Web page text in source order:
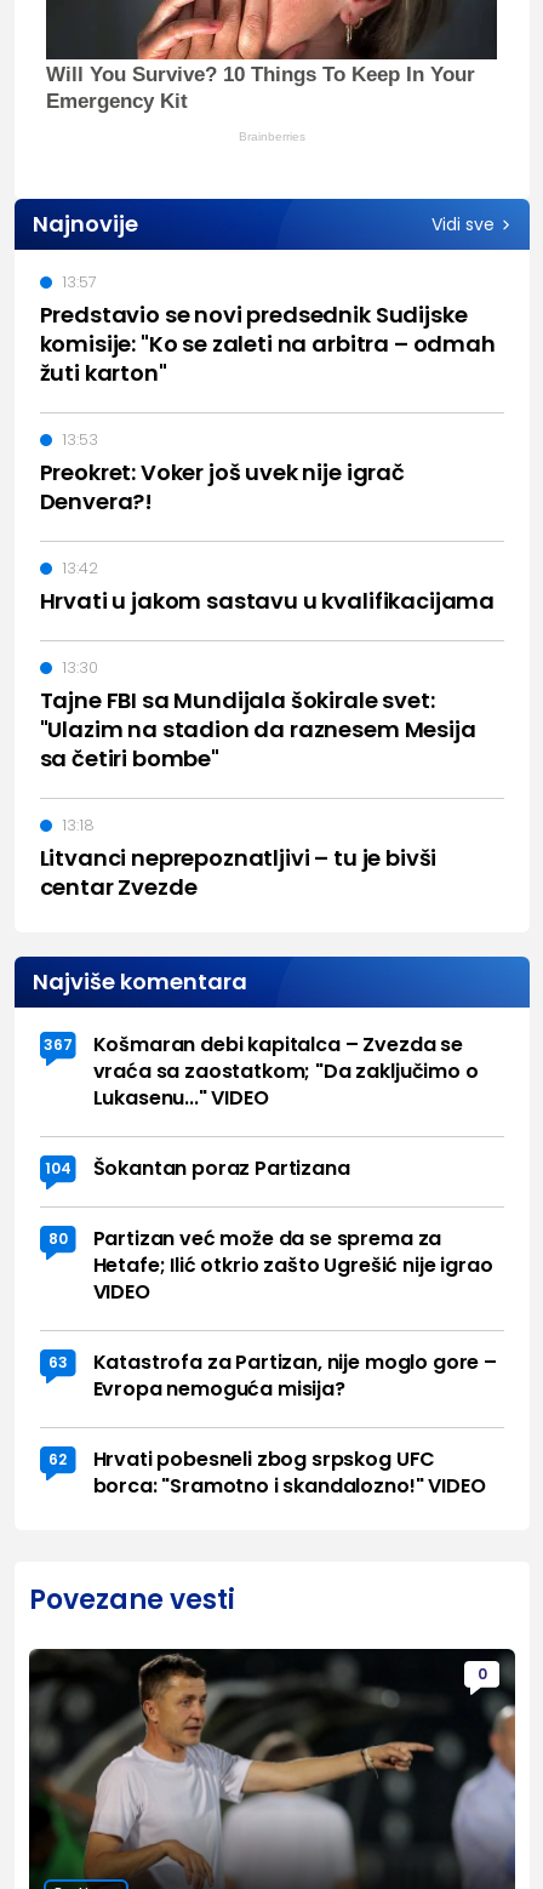
Will You Survive? 10 Things To Keep In Your
Emergency Kit
Brainberries
Najnovije Vidi sve
Predstavio se novi predsednik Sudijske
komisije: "Ko se zaleti na arbitra – odmah
žuti karton"
13:57
Preokret: Voker još uvek nije igrač
Denvera?!
13:53
Hrvati u jakom sastavu u kvalifikacijama
13:42
Tajne FBI sa Mundijala šokirale svet:
"Ulazim na stadion da raznesem Mesija
sa četiri bombe"
13:30
Litvanci neprepoznatljivi – tu je bivši
centar Zvezde
13:18
Najviše komentara
367
Košmaran debi kapitalca – Zvezda se
vraća sa zaostatkom; "Da zaključimo o
Lukasenu..." VIDEO
104 Šokantan poraz Partizana
80
Partizan već može da se sprema za
Hetafe; Ilić otkrio zašto Ugrešić nije igrao
VIDEO
63
Katastrofa za Partizan, nije moglo gore –
Evropa nemoguća misija?
62
Hrvati pobesneli zbog srpskog UFC
borca: "Sramotno i skandalozno!" VIDEO
Povezane vesti
0